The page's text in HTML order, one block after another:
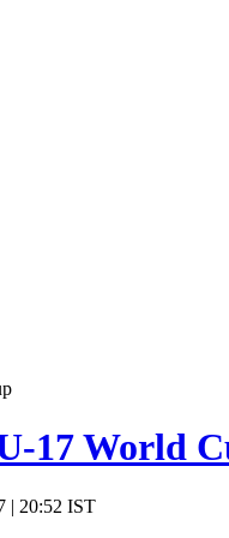
17 World
| 20:52 IST